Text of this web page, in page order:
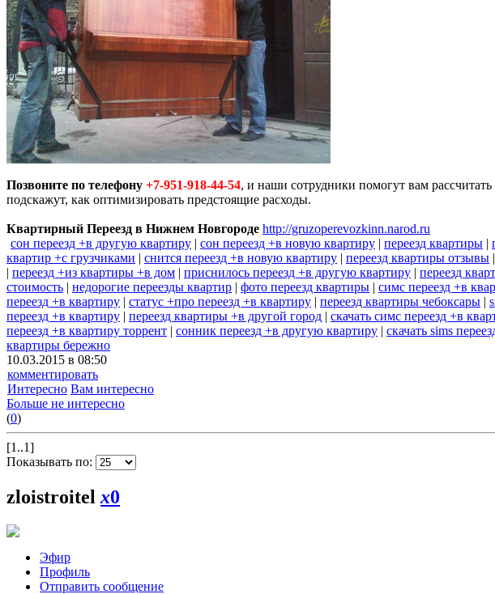
Позвоните по телефону +7-951-918-44-54, и наши сотрудники помогут вам
подскажут, как оптимизировать предстоящие расходы.
Квартирный Переезд в Нижнем Новгороде http://gruzoperevozkinn.narod.ru
сон переезд +в другую квартиру | сон переезд +в новую квартиру | переезд квартиры |
квартир +с грузчиками | снится переезд +в новую квартиру | переезд квартиры отзывы |
| переезд +из квартиры +в дом | приснилось переезд +в другую квартиру | переезд
стоимость | недорогие переезды квартир | фото переезд квартиры | симс переезд +в
переезд +в квартиру | статус +про переезд +в квартиру | переезд квартиры чебоксары |
переезд +в квартиру | переезд квартиры +в другой город | скачать симс переезд +в
переезд +в квартиру торрент | сонник переезд +в другую квартиру | скачать sims
квартиры бережно
10.03.2015 в 08:50
комментировать
Интересно Вам интересно
Больше не интересно
(0)
[1..1]
Показывать по:
zloistroitel x0
Эфир
Профиль
Отправить сообщение